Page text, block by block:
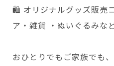
🛍️ オリジナルグッズ販売
ア・雑貨 ・ぬいぐるみなど
おひとりでもご家族でも